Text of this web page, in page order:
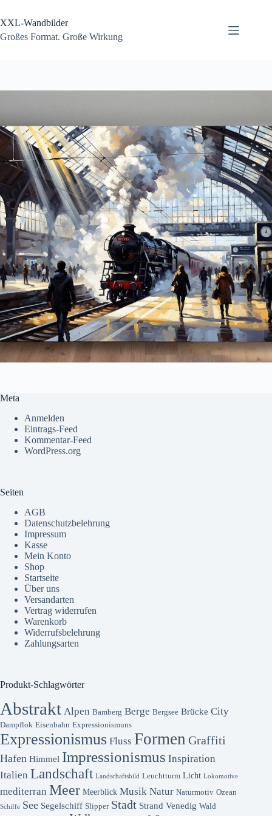
springen
XXL-Wandbilder
Großes Format. Große Wirkung
Meta
Anmelden
Eintrags-Feed
Kommentar-Feed
WordPress.org
Seiten
AGB
Datenschutzbelehrung
Impressum
Kasse
Mein Konto
Shop
Startseite
Über uns
Versandarten
Vertrag widerrufen
Warenkorb
Widerrufsbelehrung
Zahlungsarten
Produkt-Schlagwörter
Abstrakt Alpen Bamberg Berge Bergsee Brücke City
Dampflok Eisenbahn Expressionismuns
Expressionismus Fluss Formen Graffiti
Hafen Himmel Impressionismus Inspiration
Italien Landschaft Landschaftsbild Leuchtturm Licht Lokomotive
mediterran Meer Meerblick Musik Natur Naturmotiv Ozean
Schiffe See Segelschiff Slipper Stadt Strand Venedig Wald